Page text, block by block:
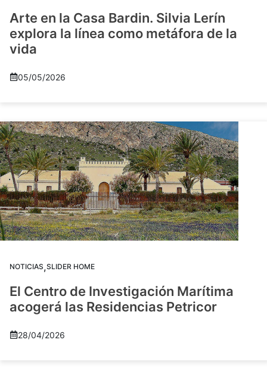
Arte en la Casa Bardin. Silvia Lerín
explora la línea como metáfora de la
vida
05/05/2026
NOTICIAS,SLIDER HOME
El Centro de Investigación Marítima
acogerá las Residencias Petricor
28/04/2026